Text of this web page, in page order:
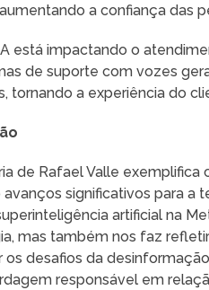
a confiança das
está impactando o
de suporte com vozes
tornando a experiência do
de Rafael Valle
avanços significativos para a
artificial na
mas também nos faz
os desafios da
responsável em